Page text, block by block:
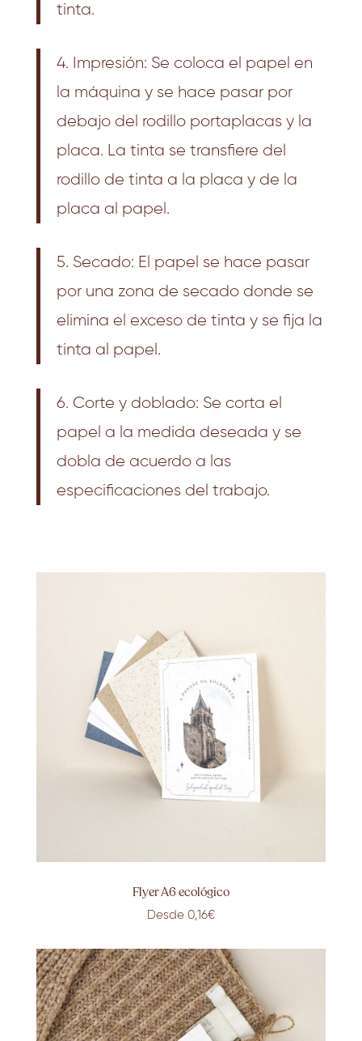
tinta.
4. Impresión: Se coloca el papel en
la máquina y se hace pasar por
debajo del rodillo portaplacas y la
placa. La tinta se transfiere del
rodillo de tinta a la placa y de la
placa al papel.
5. Secado: El papel se hace pasar
por una zona de secado donde se
elimina el exceso de tinta y se fija la
tinta al papel.
6. Corte y doblado: Se corta el
papel a la medida deseada y se
dobla de acuerdo a las
especificaciones del trabajo.
Flyer A6 ecológico
Desde 0,16€